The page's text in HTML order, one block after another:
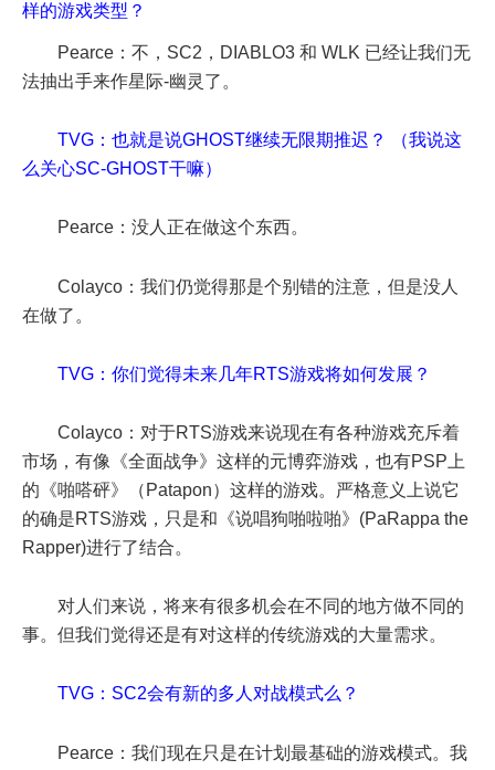
样的游戏类型？
Pearce：不，SC2，DIABLO3 和 WLK 已经让我们无
法抽出手来作星际-幽灵了。
TVG：也就是说GHOST继续无限期推迟？ （我说这
么关心SC-GHOST干嘛）
Pearce：没人正在做这个东西。
Colayco：我们仍觉得那是个别错的注意，但是没人
在做了。
TVG：你们觉得未来几年RTS游戏将如何发展？
Colayco：对于RTS游戏来说现在有各种游戏充斥着
市场，有像《全面战争》这样的元博弈游戏，也有PSP上
的《啪嗒砰》（Patapon）这样的游戏。严格意义上说它
的确是RTS游戏，只是和《说唱狗啪啦啪》(PaRappa the
Rapper)进行了结合。
对人们来说，将来有很多机会在不同的地方做不同的
事。但我们觉得还是有对这样的传统游戏的大量需求。
TVG：SC2会有新的多人对战模式么？
Pearce：我们现在只是在计划最基础的游戏模式。我